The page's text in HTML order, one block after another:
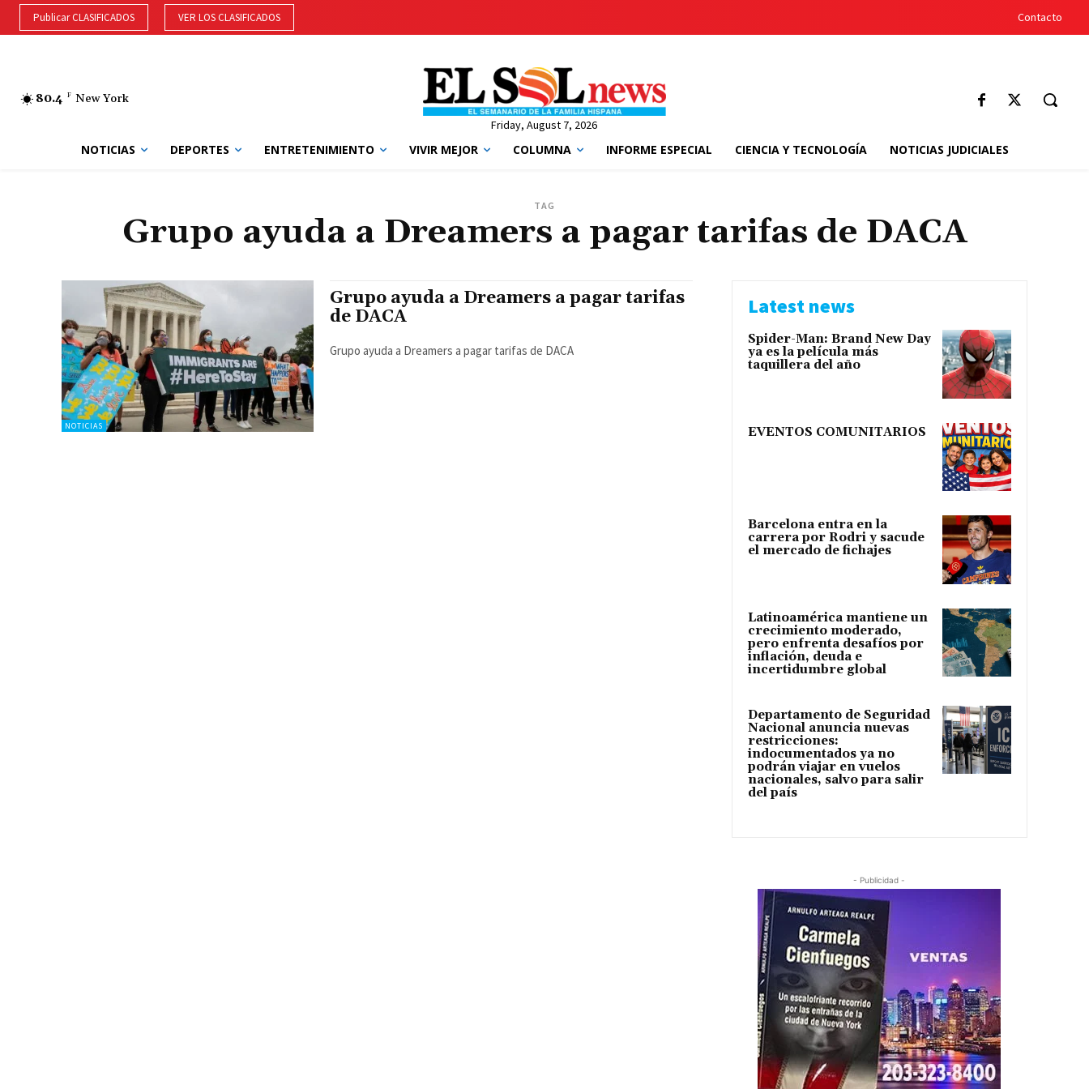
Publicar CLASIFICADOS VER LOS CLASIFICADOS Contacto
80.4 F New York
Friday, August 7, 2026
NOTICIAS DEPORTES ENTRETENIMIENTO VIVIR MEJOR COLUMNA INFORME ESPECIAL CIENCIA Y TECNOLOGÍA NOTICIAS JUDICIALES
TAG
Grupo ayuda a Dreamers a pagar tarifas de DACA
NOTICIAS
Grupo ayuda a Dreamers a pagar tarifas
de DACA
Grupo ayuda a Dreamers a pagar tarifas de DACA
Latest news
Spider-Man: Brand New Day
ya es la película más
taquillera del año
EVENTOS COMUNITARIOS
Barcelona entra en la
carrera por Rodri y sacude
el mercado de fichajes
Latinoamérica mantiene un
crecimiento moderado,
pero enfrenta desafíos por
inflación, deuda e
incertidumbre global
Departamento de Seguridad
Nacional anuncia nuevas
restricciones:
indocumentados ya no
podrán viajar en vuelos
nacionales, salvo para salir
del país
- Publicidad -